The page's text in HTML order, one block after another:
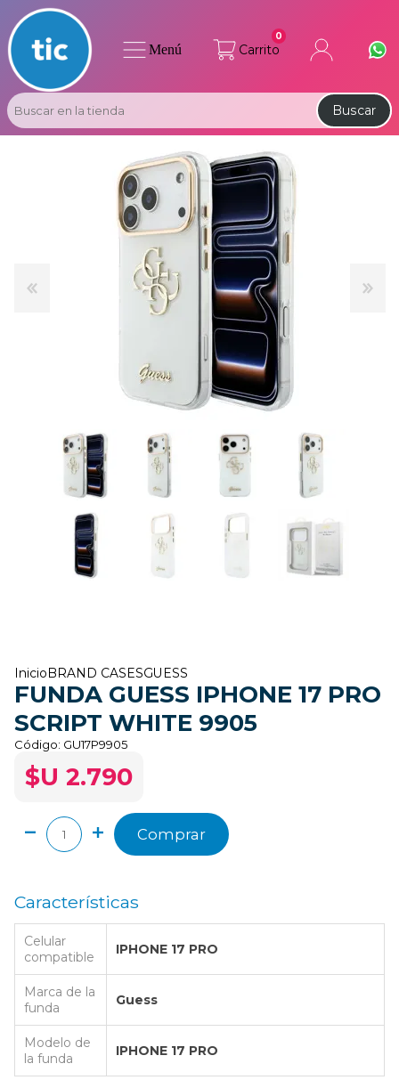
Carrito
0
Buscar
Menú
Inicio BRAND CASESGUESS
FUNDA GUESS IPHONE 17 PRO
SCRIPT WHITE 9905
Código: GU17P9905
$U 2.790
Comprar
Características
Celular
compatible
IPHONE 17 PRO
Marca de la
funda
Guess
Modelo de
la funda
IPHONE 17 PRO